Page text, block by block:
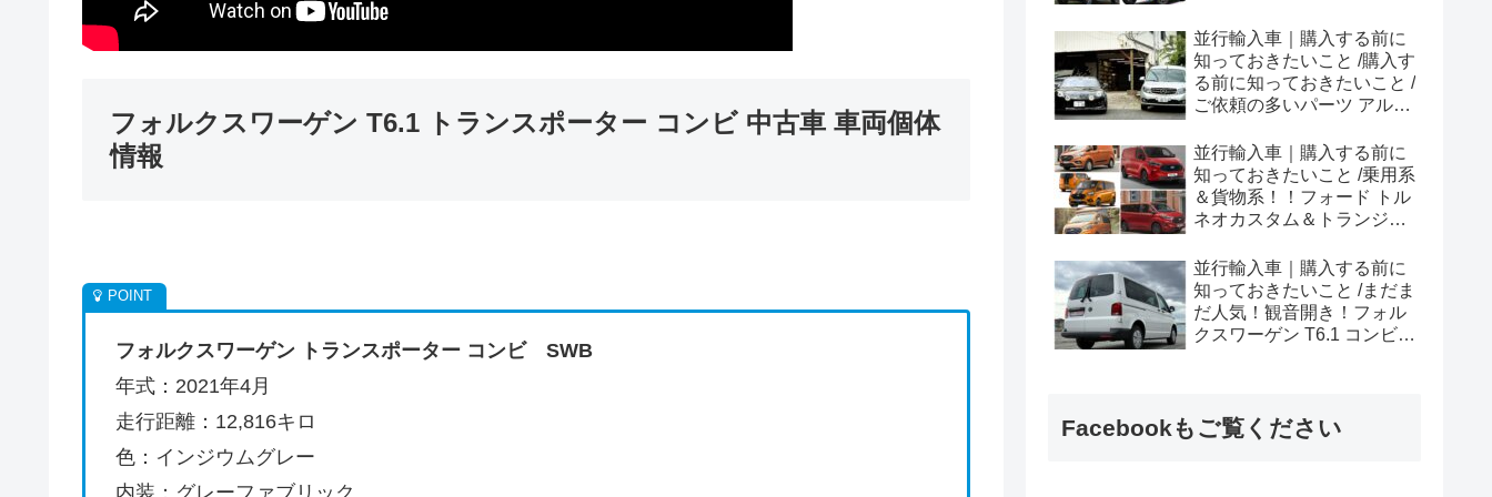
フォルクスワーゲン T6.1 トランスポーター コンビ 中古車 車両個体
情報
フォルクスワーゲン トランスポーター コンビ SWB
年式：2021年4月
走行距離：12,816キロ
色：インジウムグレー
内装：グレーファブリック
め！
並行輸入車｜購入する前に
知っておきたいこと /購入す
る前に知っておきたいこと /
ご依頼の多いパーツ アルピ
やカスタム・チューニング
パーツも何とかなる！②
並行輸入車｜購入する前に
知っておきたいこと /乗用系
＆貨物系！！フォード トル
ネオカスタム＆トランジッ
め！
並行輸入車｜購入する前に
知っておきたいこと /まだま
だ人気！観音開き！フォル
クスワーゲン T6.1 コンビ横
Facebookもご覧ください